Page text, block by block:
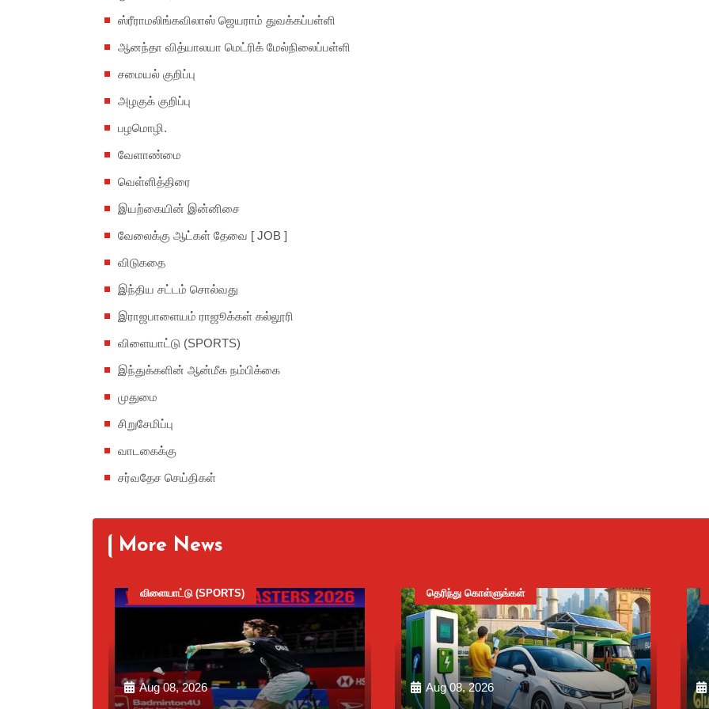
ஸ்ரீராமலிங்கவிலாஸ் ஜெயராம் துவக்கப்பள்ளி
ஆனந்தா வித்யாலயா மெட்ரிக் மேல்நிலைப்பள்ளி
சமையல் குறிப்பு
அழகுக் குறிப்பு
பழமொழி.
வேளாண்மை
வெள்ளித்திரை
இயற்கையின் இன்னிசை
வேலைக்கு ஆட்கள் தேவை [ JOB ]
விடுகதை
இந்திய சட்டம் சொல்வது
இராஜபாளையம் ராஜூக்கள் கல்லூரி
விளையாட்டு (SPORTS)
இந்துக்களின் ஆன்மீக நம்பிக்கை
முதுமை
சிறுசேமிப்பு
வாடகைக்கு
சர்வதேச செய்திகள்
More News
Aug 08, 2026
விளையாட்டு (SPORTS)
Aug 08, 2026
தெரிந்து கொள்ளுங்கள்